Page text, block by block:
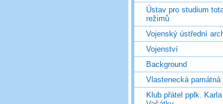
Ústav pro studium
režimů
Vojenský ústřední
Vojenství
Background
Vlastenecká
Klub přátel pplk. Karla